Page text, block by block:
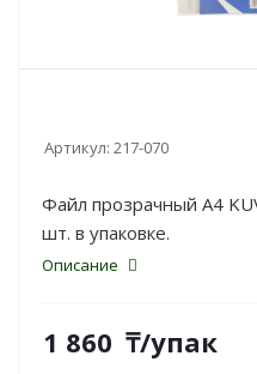
Артикул: 217-070
Файл прозрачный A4
шт. в упаковке.
Описание
1 860 ₸/упак